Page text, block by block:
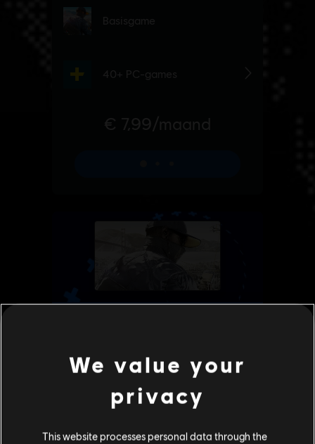
We value your
privacy
This website processes personal data through the